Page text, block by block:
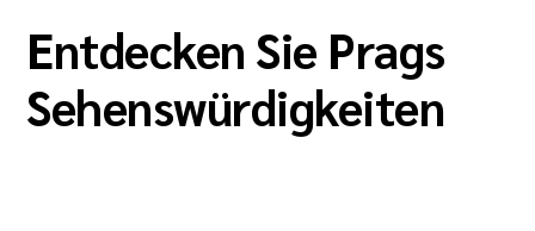
Entdecken Sie Prags
Sehenswürdigkeiten